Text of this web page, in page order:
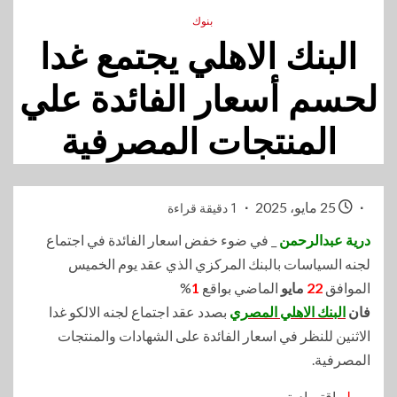
بنوك
البنك الاهلي يجتمع غدا
لحسم أسعار الفائدة علي
المنتجات المصرفية
1 دقيقة قراءة
درية عبدالرحمن _ في ضوء خفض اسعار الفائدة في اجتماع
لجنه السياسات بالبنك المركزي الذي عقد يوم الخميس
الموافق 22 مايو الماضي بواقع 1
%
فان البنك الاهلي المصري بصدد عقد اجتماع لجنه الالكو غدا
الاثنين للنظر في اسعار الفائدة على الشهادات والمنتجات
المصرفية.